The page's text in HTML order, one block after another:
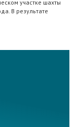
участке шахты
В результате